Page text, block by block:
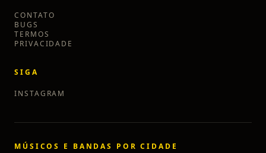
CONTATO
BUGS
TERMOS
PRIVACIDADE
SIGA
INSTAGRAM
MÚSICOS E BANDAS POR CIDADE